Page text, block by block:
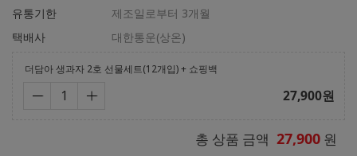
유통기한
제조일로부터 3개월
택배사
대한통운(상온)
더담아 생과자 2호 선물세트(12개입) + 쇼핑백
27,900원
총 상품 금액 27,900 원